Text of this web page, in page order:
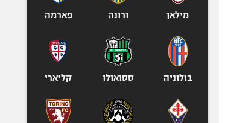
בייסבול MLB
ואקסטרים
אומנויות לחימה
מילאן ורונה פארמה
בולוניה ססואולו קליארי